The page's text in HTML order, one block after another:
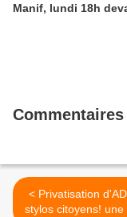
Manif, lundi 18h
Commentaires
< Privatisation d'ADP: aux
stylos citoyens! une